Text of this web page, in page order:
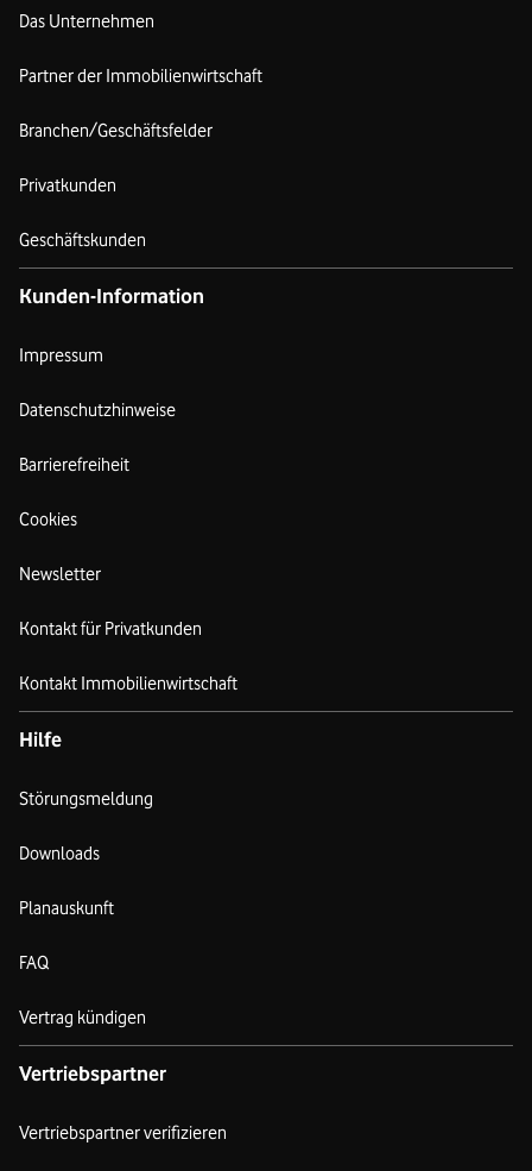
Das Unternehmen
Partner der Immobilienwirtschaft
Branchen/Geschäftsfelder
Privatkunden
Geschäftskunden
Kunden-Information
Impressum
Datenschutzhinweise
Barrierefreiheit
Cookies
Newsletter
Kontakt für Privatkunden
Kontakt Immobilienwirtschaft
Hilfe
Störungsmeldung
Downloads
Planauskunft
FAQ
Vertrag kündigen
Vertriebspartner
Vertriebspartner verifizieren